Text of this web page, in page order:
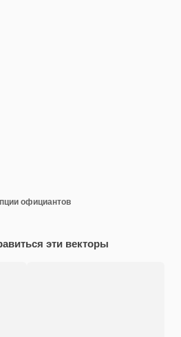
официантов
эти векторы